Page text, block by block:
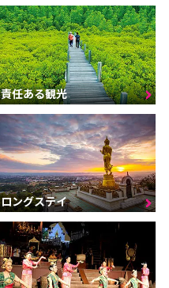
責任ある観光
ロングステイ